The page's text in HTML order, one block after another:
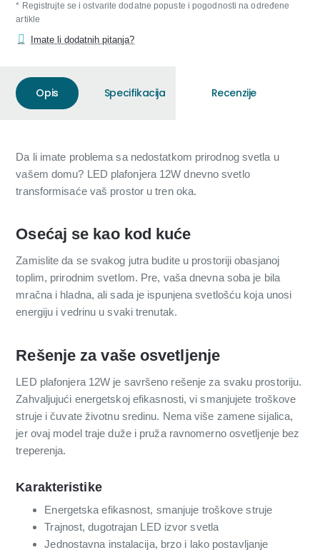
* Registrujte se i ostvarite dodatne popuste i pogodnosti na određene
artikle
Imate li dodatnih pitanja?
Opis Specifikacija Recenzije
Da li imate problema sa nedostatkom prirodnog svetla u
vašem domu? LED plafonjera 12W dnevno svetlo
transformisaće vaš prostor u tren oka.
Osećaj se kao kod kuće
Zamislite da se svakog jutra budite u prostoriji obasjanoj
toplim, prirodnim svetlom. Pre, vaša dnevna soba je bila
mračna i hladna, ali sada je ispunjena svetlošću koja unosi
energiju i vedrinu u svaki trenutak.
Rešenje za vaše osvetljenje
LED plafonjera 12W je savršeno rešenje za svaku prostoriju.
Zahvaljujući energetskoj efikasnosti, vi smanjujete troškove
struje i čuvate životnu sredinu. Nema više zamene sijalica,
jer ovaj model traje duže i pruža ravnomerno osvetljenje bez
treperenja.
Karakteristike
Energetska efikasnost, smanjuje troškove struje
Trajnost, dugotrajan LED izvor svetla
Jednostavna instalacija, brzo i lako postavljanje